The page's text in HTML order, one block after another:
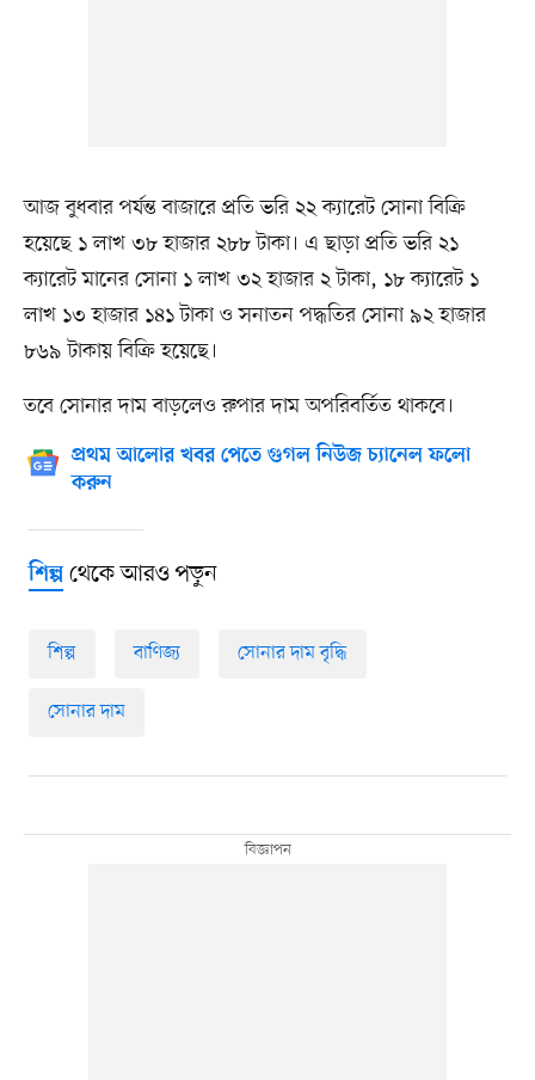
আজ বুধবার পর্যন্ত বাজারে প্রতি ভরি ২২ ক্যারেট সোনা বিক্রি
হয়েছে ১ লাখ ৩৮ হাজার ২৮৮ টাকা। এ ছাড়া প্রতি ভরি ২১
ক্যারেট মানের সোনা ১ লাখ ৩২ হাজার ২ টাকা, ১৮ ক্যারেট ১
লাখ ১৩ হাজার ১৪১ টাকা ও সনাতন পদ্ধতির সোনা ৯২ হাজার
৮৬৯ টাকায় বিক্রি হয়েছে।
তবে সোনার দাম বাড়লেও রুপার দাম অপরিবর্তিত থাকবে।
প্রথম আলোর খবর পেতে গুগল নিউজ চ্যানেল ফলো
করুন
শিল্পথেকে আরও পড়ুন
শিল্প বাণিজ্য সোনার দাম বৃদ্ধি
সোনার দাম